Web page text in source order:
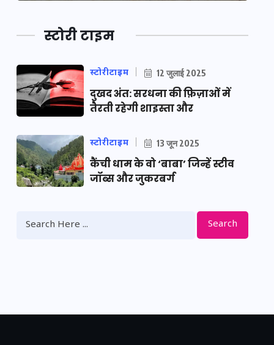
स्टोरी टाइम
स्टोरीटाइम 12 जुलाई 2025
दुखद अंत: सरधना की फ़िज़ाओं में
तैरती रहेगी शाइस्ता और
स्टोरीटाइम 13 जून 2025
कैंची धाम के वो ‘बाबा’ जिन्हें स्टीव
जॉब्स और जुकरबर्ग
Search